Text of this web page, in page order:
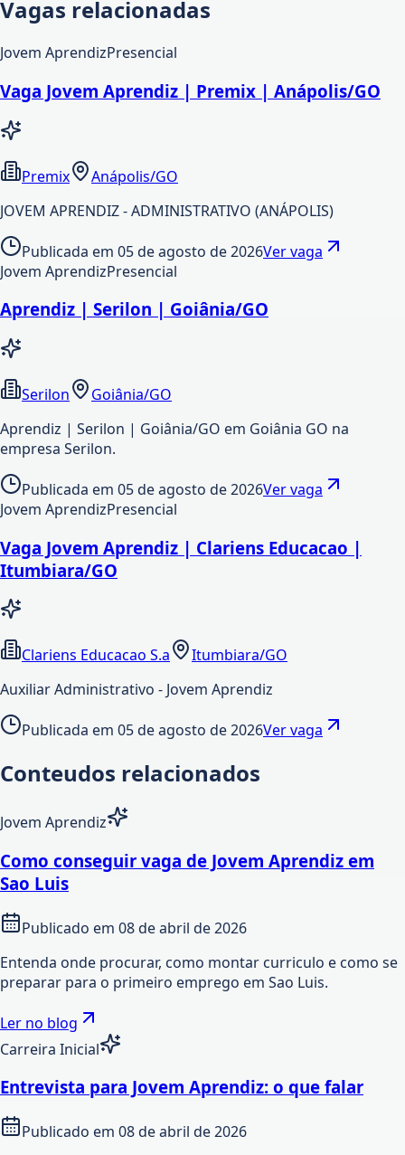
Vagas relacionadas
Jovem AprendizPresencial
Vaga Jovem Aprendiz | Premix | Anápolis/GO
Premix
Anápolis/GO
JOVEM APRENDIZ - ADMINISTRATIVO (ANÁPOLIS)
Publicada em 05 de agosto de 2026Ver vaga
Jovem AprendizPresencial
Aprendiz | Serilon | Goiânia/GO
Serilon
Goiânia/GO
Aprendiz | Serilon | Goiânia/GO em Goiânia GO na
empresa Serilon.
Publicada em 05 de agosto de 2026Ver vaga
Jovem AprendizPresencial
Vaga Jovem Aprendiz | Clariens Educacao |
Itumbiara/GO
Clariens Educacao S.a
Itumbiara/GO
Auxiliar Administrativo - Jovem Aprendiz
Publicada em 05 de agosto de 2026Ver vaga
Conteudos relacionados
Jovem Aprendiz
Como conseguir vaga de Jovem Aprendiz em
Sao Luis
Publicado em 08 de abril de 2026
Entenda onde procurar, como montar curriculo e como se
preparar para o primeiro emprego em Sao Luis.
Ler no blog
Carreira Inicial
Entrevista para Jovem Aprendiz: o que falar
Publicado em 08 de abril de 2026